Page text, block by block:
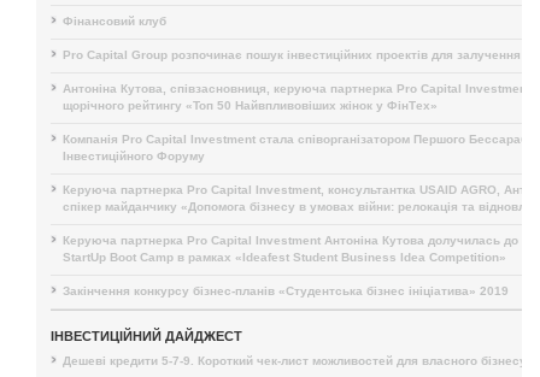
Фінансовий клуб
Pro Capital Group розпочинає пошук інвестиційних проектів для залучення
Антоніна Кутова, співзасновниця, керуюча партнерка Pro Capital Investment,
щорічного рейтингу «Топ 50 Найвпливовіших жінок у ФінТех»
Компанія Pro Capital Investment стала співорганізатором Першого
Інвестиційного Форуму
Керуюча партнерка Pro Capital Investment, консультантка USAID AGRO,
спікер майданчику «Допомога бізнесу в умовах війни: релокація та
Керуюча партнерка Pro Capital Investment Антоніна Кутова долучилась до
StartUp Boot Camp в рамках «Ideafest Student Business Idea Competition»
Закінчення конкурсу бізнес-планів «Студентська бізнес ініціатива» 2019
ІНВЕСТИЦІЙНИЙ ДАЙДЖЕСТ
Дешеві кредити 5-7-9. Короткий чек-лист можливостей для власного бізнесу